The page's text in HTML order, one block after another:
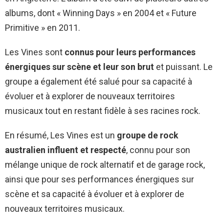
albums, dont « Winning Days » en 2004 et « Future
Primitive » en 2011.
Les Vines sont connus pour leurs performances
énergiques sur scène et leur son brut et puissant. Le
groupe a également été salué pour sa capacité à
évoluer et à explorer de nouveaux territoires
musicaux tout en restant fidèle à ses racines rock.
En résumé, Les Vines est un groupe de rock
australien influent et respecté, connu pour son
mélange unique de rock alternatif et de garage rock,
ainsi que pour ses performances énergiques sur
scène et sa capacité à évoluer et à explorer de
nouveaux territoires musicaux.